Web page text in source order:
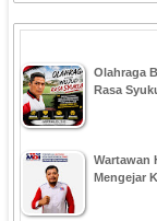
Olahraga
Rasa
Wartawan
Mengejar